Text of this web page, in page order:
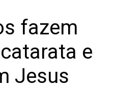
fazem
e
Jesus